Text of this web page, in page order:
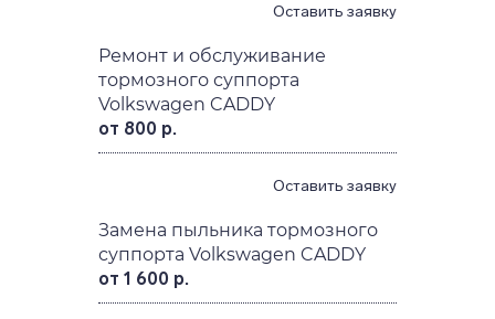
Оставить заявку
Ремонт и обслуживание
тормозного суппорта
Volkswagen CADDY
от 800 р.
Оставить заявку
Замена пыльника тормозного
суппорта Volkswagen CADDY
от 1 600 р.